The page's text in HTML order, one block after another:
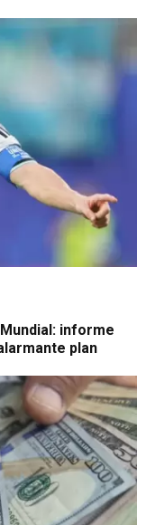
informe
plan